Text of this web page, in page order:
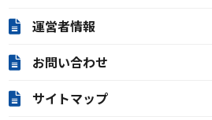
運営者情報
お問い合わせ
サイトマップ